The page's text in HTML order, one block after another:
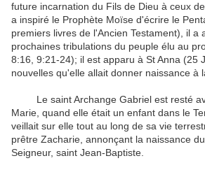
future incarnation du Fils de Dieu à ceux
a inspiré le Prophète Moïse d'écrire le
premiers livres de l'Ancien Testament) , il a
prochaines tribulations du peuple élu au
8:16 9:21-24); il est apparu à StAnna (25
nouvelles qu'elle allait donner naissance à
Le saintArchange Gabriel est resté
Marie, quand elle était un enfant dans le
veillait sur elle tout au long de sa vie
prêtre Zacharie , annonçant la naissance
Seigneur, saint Jean-Baptiste